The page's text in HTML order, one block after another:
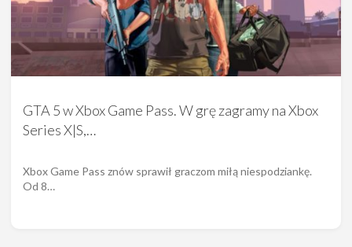
GTA 5 w Xbox Game Pass. W grę zagramy na Xbox
Series X|S,…
Xbox Game Pass znów sprawił graczom miłą niespodziankę.
Od 8…